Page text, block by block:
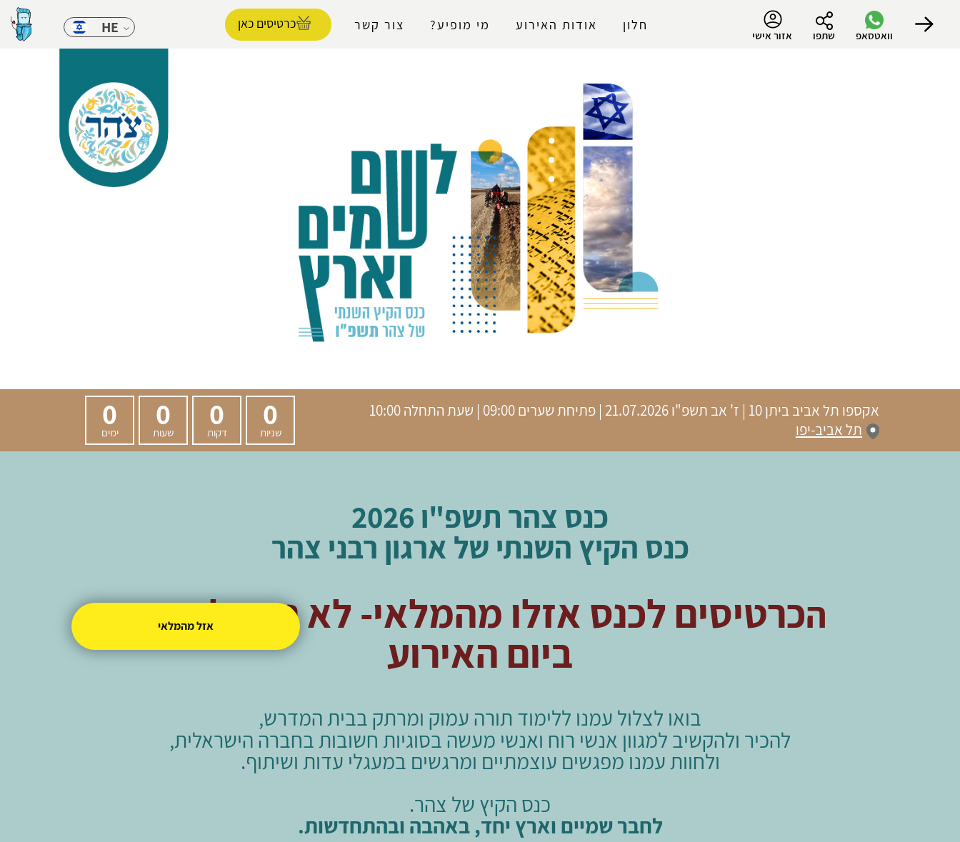
וואטסאפ שתפו אזור אישי
חלון אודות האירוע מי מופיע? צור קשר כרטיסים כאן
הפרופיל שלי
התנתק
HE
אקספו תל אביב ביתן 10 | ז' אב תשפ"ו21.07.2026 | פתיחת שערים 09:00 | שעת התחלה 10:00
תל אביב-יפו
0
שניות
0
דקות
0
שעות
0
ימים
כנס צהר תשפ"ו 2026
כנס הקיץ השנתי של ארגון רבני צהר
הכרטיסים לכנס אזלו מהמלאי- לא ניתן לקנות
ביום האירוע
בואו לצלול עמנו ללימוד תורה עמוק ומרתק בבית המדרש,
להכיר ולהקשיב למגוון אנשי רוח ואנשי מעשה בסוגיות חשובות בחברה הישראלית,
ולחוות עמנו מפגשים עוצמתיים ומרגשים במעגלי עדות ושיתוף.
כנס הקיץ של צהר.
לחבר שמיים וארץ יחד, באהבה ובהתחדשות.
אזל מהמלאי